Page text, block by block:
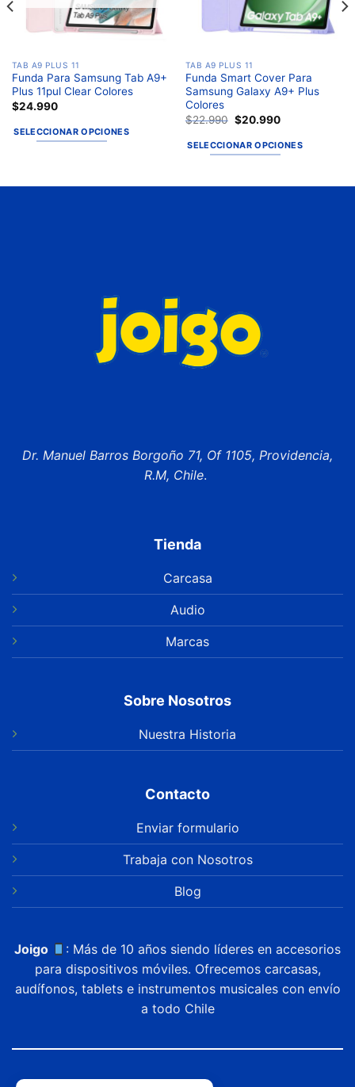
TAB A9 PLUS 11
Funda Para Samsung Tab A9+
Plus 11pul Clear Colores
$24.990
SELECCIONAR OPCIONES
TAB A9 PLUS 11
Funda Smart Cover Para
Samsung Galaxy A9+ Plus
Colores
$22.990 $20.990
SELECCIONAR OPCIONES
Dr. Manuel Barros Borgoño 71, Of 1105, Providencia,
R.M, Chile.
Tienda
Carcasa
Audio
Marcas
Sobre Nosotros
Nuestra Historia
Contacto
Enviar formulario
Trabaja con Nosotros
Blog
Joigo
: Más de 10 años siendo líderes en accesorios
para dispositivos móviles. Ofrecemos carcasas,
audífonos, tablets e instrumentos musicales con envío
a todo Chile